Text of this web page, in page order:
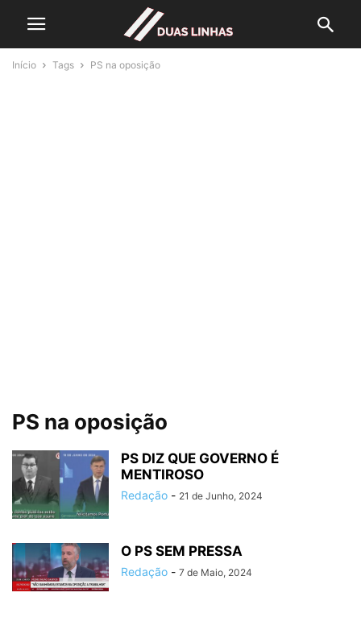
Início Tags PS na oposição
PS na oposição
PS DIZ QUE GOVERNO É
MENTIROSO
Redação - 21 de Junho, 2024
O PS SEM PRESSA
Redação - 7 de Maio, 2024